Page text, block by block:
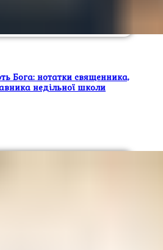
Бога: нотатки священника,
недільної школи